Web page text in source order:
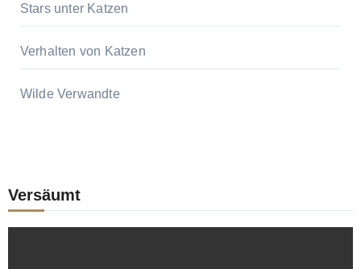
Stars unter Katzen
Verhalten von Katzen
Wilde Verwandte
Versäumt